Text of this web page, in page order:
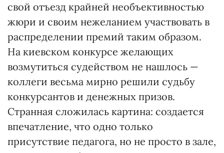
свой отъезд крайней необъективностью
жюри и своим нежеланием участвовать в
распределении премий таким образом.
На киевском конкурсе желающих
возмутиться судейством не нашлось —
коллеги весьма мирно решили судьбу
конкурсантов и денежных призов.
Странная сложилась картина: создается
впечатление, что одно только
присутствие педагога, но не просто в зале,